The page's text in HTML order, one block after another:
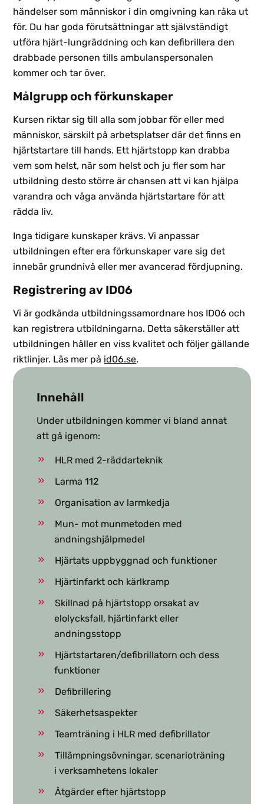
händelser som människor i din omgivning kan råka ut
för. Du har goda förutsättningar att självständigt
utföra hjärt-lungräddning och kan defibrillera den
drabbade personen tills ambulanspersonalen
kommer och tar över.
Målgrupp och förkunskaper
Kursen riktar sig till alla som jobbar för eller med
människor, särskilt på arbetsplatser där det finns en
hjärtstartare till hands. Ett hjärtstopp kan drabba
vem som helst, när som helst och ju fler som har
utbildning desto större är chansen att vi kan hjälpa
varandra och våga använda hjärtstartare för att
rädda liv.
Inga tidigare kunskaper krävs. Vi anpassar
utbildningen efter era förkunskaper vare sig det
innebär grundnivå eller mer avancerad fördjupning.
Registrering av ID06
Vi är godkända utbildningssamordnare hos ID06 och
kan registrera utbildningarna. Detta säkerställer att
utbildningen håller en viss kvalitet och följer gällande
riktlinjer. Läs mer på id06.se.
Innehåll
Under utbildningen kommer vi bland annat
att gå igenom:
HLR med 2-räddarteknik
Larma 112
Organisation av larmkedja
Mun- mot munmetoden med
andningshjälpmedel
Hjärtats uppbyggnad och funktioner
Hjärtinfarkt och kärlkramp
Skillnad på hjärtstopp orsakat av
elolycksfall, hjärtinfarkt eller
andningsstopp
Hjärtstartaren/defibrillatorn och dess
funktioner
Defibrillering
Säkerhetsaspekter
Teamträning i HLR med defibrillator
Tillämpningsövningar, scenarioträning
i verksamhetens lokaler
Åtgärder efter hjärtstopp